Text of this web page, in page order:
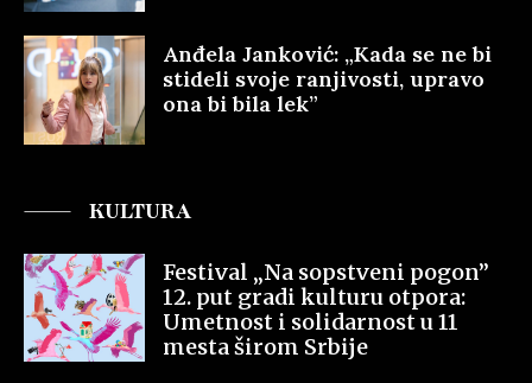
Anđela Janković: „Kada se ne bi
stideli svoje ranjivosti, upravo
ona bi bila lek”
KULTURA
Festival „Na sopstveni pogon”
12. put gradi kulturu otpora:
Umetnost i solidarnost u 11
mesta širom Srbije